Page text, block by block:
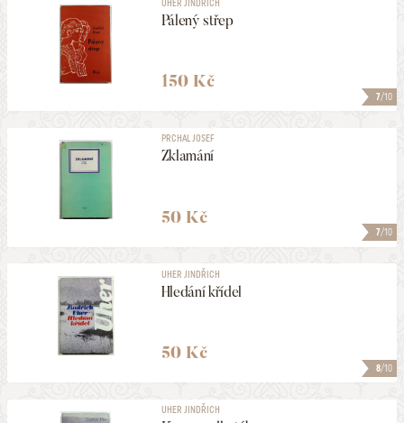
7/10
UHER JINDŘICH
Pálený střep
150 Kč
7/10
PRCHAL JOSEF
Zklamání
50 Kč
8/10
UHER JINDŘICH
Hledání křídel
50 Kč
UHER JINDŘICH